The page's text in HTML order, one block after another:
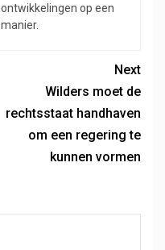
op een
Next
Wilders moet de
rechtsstaat handhaven
om een ​​regering te
kunnen vormen